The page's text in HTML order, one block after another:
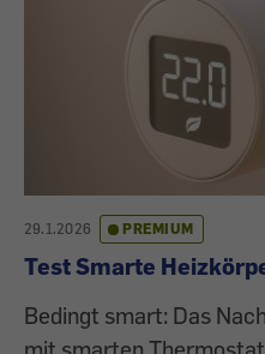
29.1.2026 PREMIUM
Test Smarte
Bedingt smart: Das